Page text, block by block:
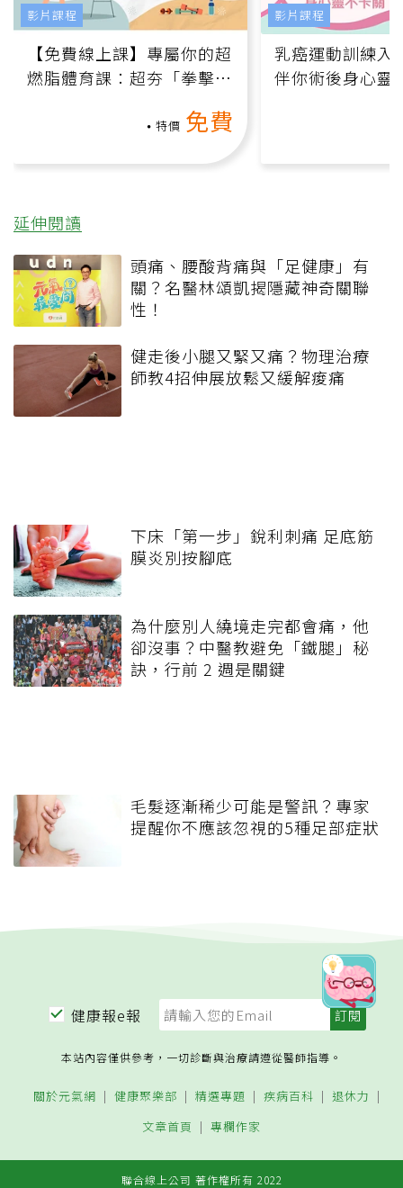
【免費線上課】專屬你的超
燃脂體育課：超夯「拳擊有
特價 免費
影片課程
乳癌運動訓練入
伴你術後身心靈
影片課程
延伸閱讀
頭痛、腰酸背痛與「足健康」有
關？名醫林頌凱揭隱藏神奇關聯
性！
健走後小腿又緊又痛？物理治療
師教4招伸展放鬆又緩解痠痛
下床「第一步」銳利刺痛 足底筋
膜炎別按腳底
為什麼別人繞境走完都會痛，他
卻沒事？中醫教避免「鐵腿」秘
訣，行前 2 週是關鍵
毛髮逐漸稀少可能是警訊？專家
提醒你不應該忽視的5種足部症狀
健康報e報
本站內容僅供參考，一切診斷與治療請遵從醫師指導。
關於元氣網 健康聚樂部 精選專題 疾病百科
退休力
文章首頁
專欄作家
聯合線上公司 著作權所有 2022